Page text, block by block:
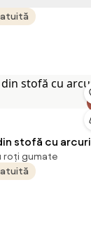
stofă cu arcuri
roți gumate